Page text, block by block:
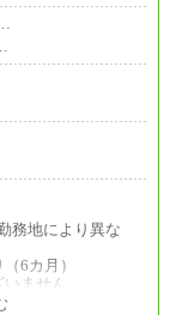
務地により異な
6カ月）
ません